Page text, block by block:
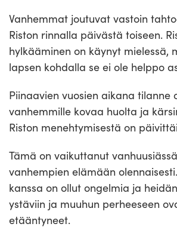
Vanhemmat joutuvat vastoin
Riston rinnalla päivästä toiseen.
hylkääminen on käynyt mielessä,
lapsen kohdalla se ei ole helppo
Piinaavien vuosien aikana tilanne
vanhemmille kovaa huolta ja
Riston menehtymisestä on
Tämä on vaikuttanut
vanhempien elämään
kanssa on ollut ongelmia ja
ystäviin ja muuhun perheeseen
etääntyneet.